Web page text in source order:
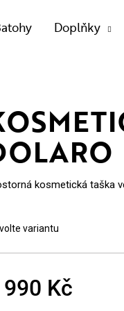
Doplňky
kosmetická taška
variantu
Kč
NAJÍT?